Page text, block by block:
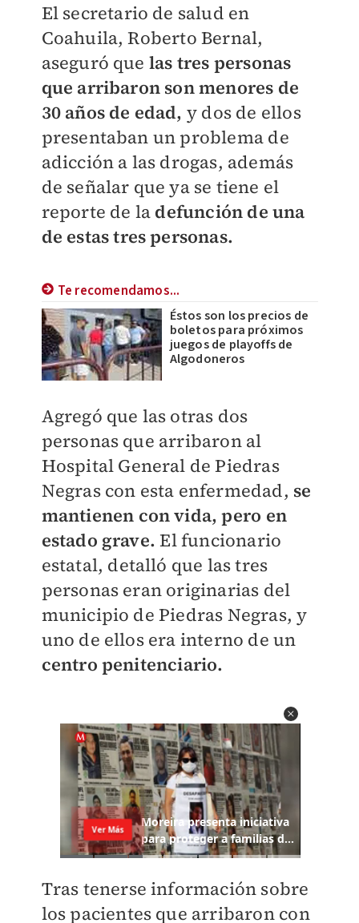
El secretario de salud en
Coahuila, Roberto Bernal,
aseguró que las tres personas
que arribaron son menores de
30 años de edad, y dos de ellos
presentaban un problema de
adicción a las drogas, además
de señalar que ya se tiene el
reporte de la defunción de una
de estas tres personas.
Te recomendamos...
Éstos son los precios de
boletos para próximos
juegos de playoffs de
Algodoneros
Agregó que las otras dos
personas que arribaron al
Hospital General de Piedras
Negras con esta enfermedad, se
mantienen con vida, pero en
estado grave. El funcionario
estatal, detalló que las tres
personas eran originarias del
municipio de Piedras Negras, y
uno de ellos era interno de un
centro penitenciario.
Tras tenerse información sobre
los pacientes que arribaron con